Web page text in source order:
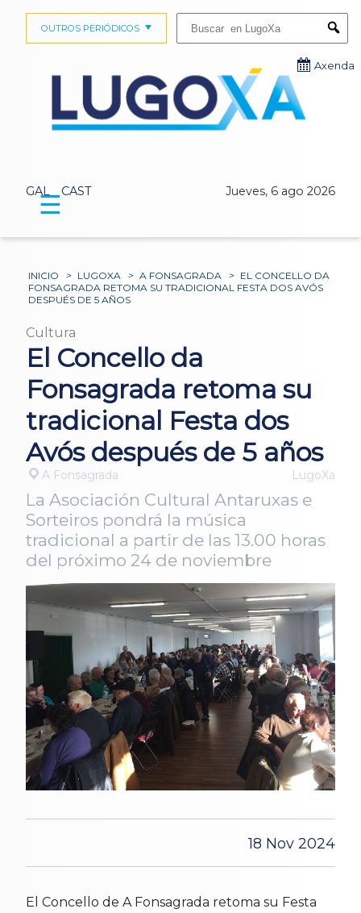
GAL CAST Jueves, 6 ago 2026
OUTROS PERIÓDICOS
Axenda
☰
INICIO > LUGOXA > A FONSAGRADA > EL CONCELLO DA
FONSAGRADA RETOMA SU TRADICIONAL FESTA DOS AVÓS
DESPUÉS DE 5 AÑOS
Cultura
El Concello da
Fonsagrada retoma su
tradicional Festa dos
Avós después de 5 años
A Fonsagrada LugoXa
La Asociación Cultural Antaruxas e
Sorteiros pondrá la música
tradicional a partir de las 13.00 horas
del próximo 24 de noviembre
18 Nov 2024
El Concello de A Fonsagrada retoma su Festa